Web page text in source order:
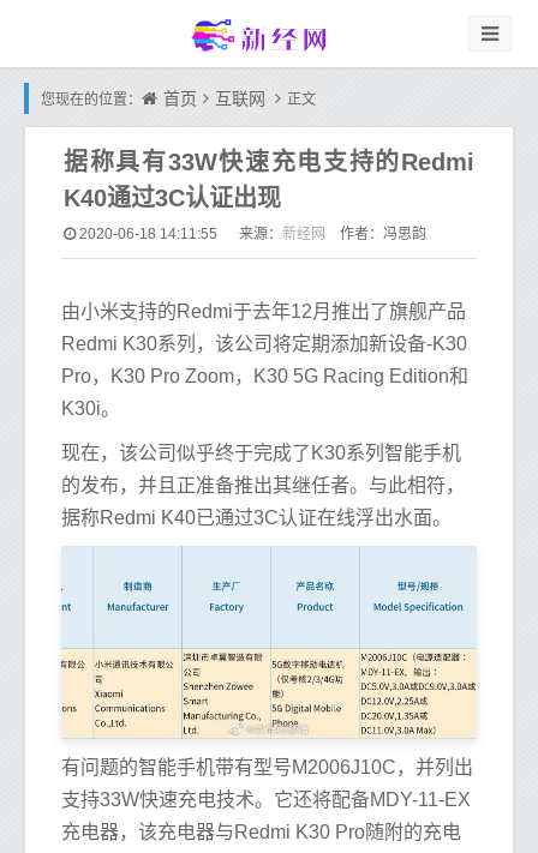
您现在的位置： 首页 互联网 正文
据称具有33W快速充电支持的Redmi
K40通过3C认证出现
2020-06-18 14:11:55 来源： 新经网 作者：冯思韵
由小米支持的Redmi于去年12月推出了旗舰产品
Redmi K30系列，该公司将定期添加新设备-K30
Pro，K30 Pro Zoom，K30 5G Racing Edition和
K30i。
现在，该公司似乎终于完成了K30系列智能手机
的发布，并且正准备推出其继任者。与此相符，
据称Redmi K40已通过3C认证在线浮出水面。
有问题的智能手机带有型号M2006J10C，并列出
支持33W快速充电技术。它还将配备MDY-11-EX
充电器，该充电器与Redmi K30 Pro随附的充电